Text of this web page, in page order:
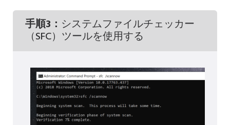
手順3： システムファイルチェッカー
（SFC）ツールを使用する